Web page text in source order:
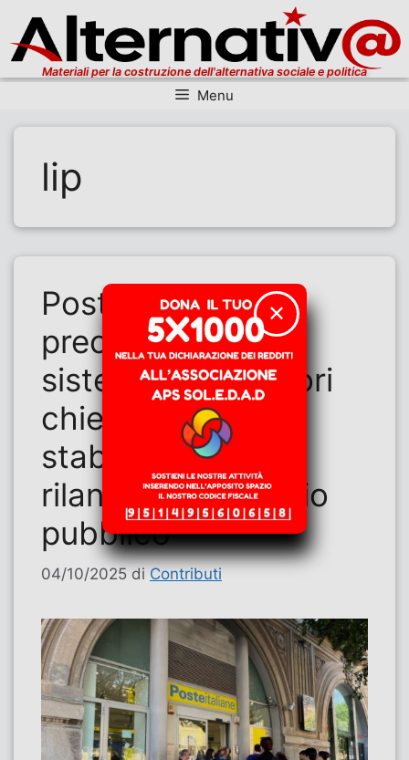
Materiali per la costruzione dell'alternativa sociale e politica
Menu
lip
Poste italiane: il
precariato come
sistema. I lavoratori
chiedono
stabilizzazione e
rilancio del servizio
pubblico
04/10/2025 di Contributi
✕